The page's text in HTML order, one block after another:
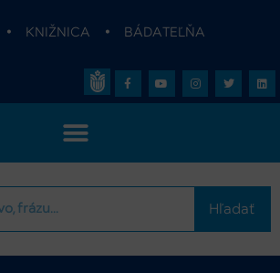
• KNIŽNICA • BÁDATEĽŇA
Hľadať